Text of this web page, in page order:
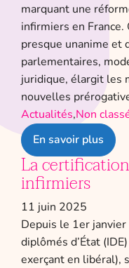
marquant une
infirmiers en France.
presque unanime et
parlementaires,
juridique, élargit les
nouvelles
Actualités,Non
En savoir plus
La
infirmiers
11 juin 2025
Depuis le 1er
diplômés d’État
exerçant en libéral),